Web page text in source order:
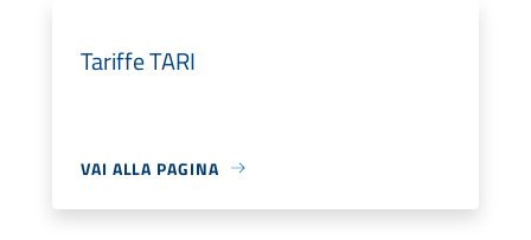
Tariffe TARI
VAI ALLA PAGINA